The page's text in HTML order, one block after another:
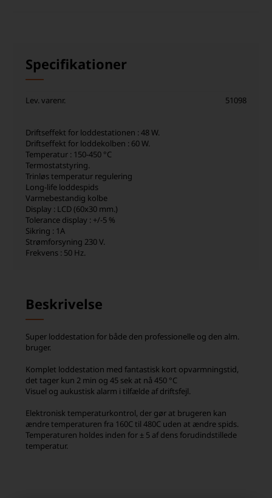
Beskrivelse
Super loddestation for både den professionelle og den alm.
bruger.
Komplet loddestation med fantastisk kort opvarmningstid,
det tager kun 2 min og 45 sek at nå 450 °C
Visuel og aukustisk alarm i tilfælde af driftsfejl.
Elektronisk temperaturkontrol, der gør at brugeren kan
ændre temperaturen fra 160C til 480C uden at ændre spids.
Temperaturen holdes inden for ± 5 af dens forudindstillede
temperatur.
Specifikationer
Lev. varenr. 51098
Driftseffekt for loddestationen : 48 W.
Driftseffekt for loddekolben : 60 W.
Temperatur : 150-450 °C
Termostatstyring.
Trinløs temperatur regulering
Long-life loddespids
Varmebestandig kolbe
Display : LCD (60x30 mm.)
Tolerance display : +/-5 %
Sikring : 1A
Strømforsyning 230 V.
Frekvens : 50 Hz.